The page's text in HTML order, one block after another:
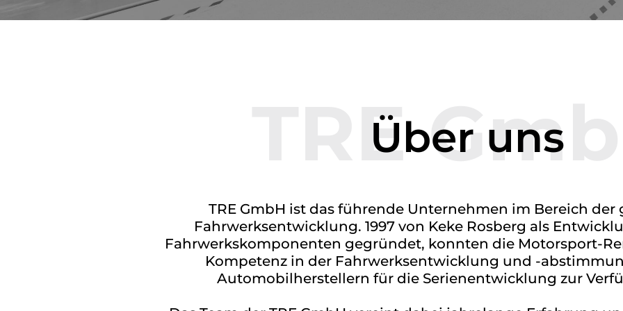
TREÜber uns
TRE GmbH ist das führende Unternehmen im Bereich
Fahrwerksentwicklung. 1997 von Keke Rosberg als
Fahrwerkskomponenten gegründet, konnten die Motorsport-
Kompetenz in der Fahrwerksentwicklung und -
Automobilherstellern für die Serienentwicklung zur